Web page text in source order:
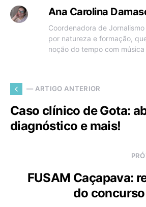
Ana Carolina
Coordenadora de Jornalismo
por natureza e formação,
noção do tempo com música
— ARTIGO ANTERIOR
Caso clínico de Gota:
diagnóstico e mais!
FUSAM Caçapava:
do